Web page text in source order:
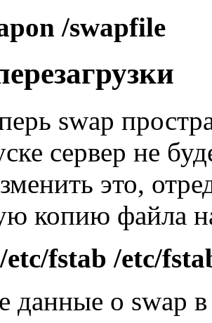
/swapfile
swap
сервер не
это,
копию файла
etc/fstab /etc/
данные о swap